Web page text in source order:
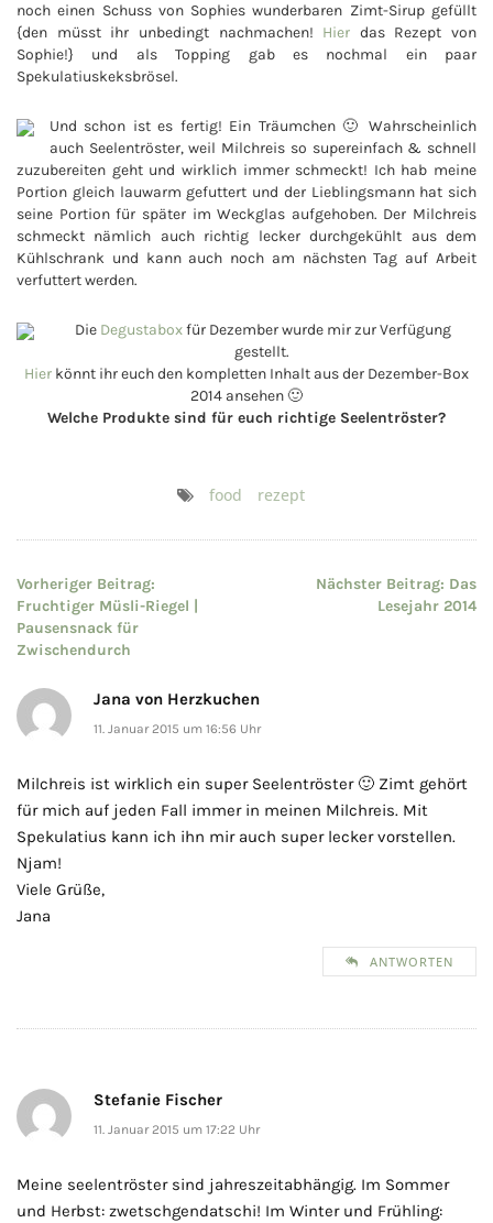
noch einen Schuss von Sophies wunderbaren Zimt-Sirup gefüllt
{den müsst ihr unbedingt nachmachen! Hier das Rezept von
Sophie!} und als Topping gab es nochmal ein paar
Spekulatiuskeksbrösel.
Und schon ist es fertig! Ein Träumchen 🙂 Wahrscheinlich
auch Seelentröster, weil Milchreis so supereinfach & schnell
zuzubereiten geht und wirklich immer schmeckt! Ich hab meine
Portion gleich lauwarm gefuttert und der Lieblingsmann hat sich
seine Portion für später im Weckglas aufgehoben. Der Milchreis
schmeckt nämlich auch richtig lecker durchgekühlt aus dem
Kühlschrank und kann auch noch am nächsten Tag auf Arbeit
verfuttert werden.
Die Degustaboxfür Dezember wurde mir zur Verfügung
gestellt.
Hier könnt ihr euch den kompletten Inhalt aus der Dezember-Box
2014 ansehen 🙂
Welche Produkte sind für euch richtige Seelentröster?
food rezept
Beitragsnavigation
Vorheriger Beitrag:
Fruchtiger Müsli-Riegel |
Pausensnack für
Zwischendurch
Nächster Beitrag: Das
Lesejahr 2014
Jana von Herzkuchen
11. Januar 2015 um 16:56 Uhr
Milchreis ist wirklich ein super Seelentröster 🙂 Zimt gehört
für mich auf jeden Fall immer in meinen Milchreis. Mit
Spekulatius kann ich ihn mir auch super lecker vorstellen.
Njam!
Viele Grüße,
Jana
ANTWORTEN
Stefanie Fischer
11. Januar 2015 um 17:22 Uhr
Meine seelentröster sind jahreszeitabhängig. Im Sommer
und Herbst: zwetschgendatschi! Im Winter und Frühling: